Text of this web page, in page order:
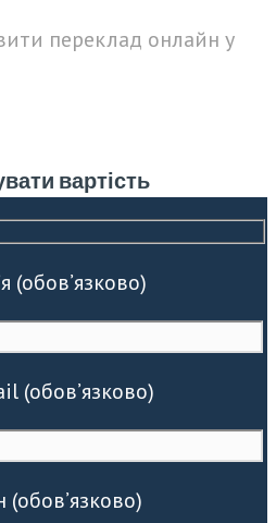
переклад онлайн у
вартість
(обов’язково)
(обов’язково)
(обов’язково)